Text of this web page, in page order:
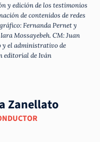
y edición de los testimonios
de contenidos de redes
Fernanda Pernet y
Mossayebeh. CM: Juan
y el administrativo de
editorial de Iván
Zanellato